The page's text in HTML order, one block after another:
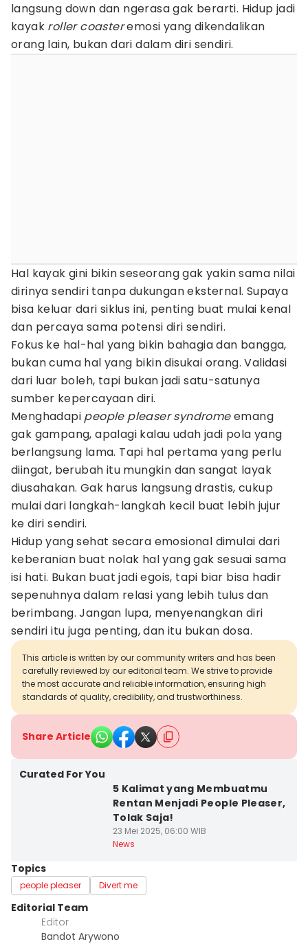
langsung down dan ngerasa gak berarti. Hidup jadi
kayak roller coasteremosi yang dikendalikan
orang lain, bukan dari dalam diri sendiri.
Hal kayak gini bikin seseorang gak yakin sama nilai
dirinya sendiri tanpa dukungan eksternal. Supaya
bisa keluar dari siklus ini, penting buat mulai kenal
dan percaya sama potensi diri sendiri.
Fokus ke hal-hal yang bikin bahagia dan bangga,
bukan cuma hal yang bikin disukai orang. Validasi
dari luar boleh, tapi bukan jadi satu-satunya
sumber kepercayaan diri.
Menghadapi people pleaser syndromeemang
gak gampang, apalagi kalau udah jadi pola yang
berlangsung lama. Tapi hal pertama yang perlu
diingat, berubah itu mungkin dan sangat layak
diusahakan. Gak harus langsung drastis, cukup
mulai dari langkah-langkah kecil buat lebih jujur
ke diri sendiri.
Hidup yang sehat secara emosional dimulai dari
keberanian buat nolak hal yang gak sesuai sama
isi hati. Bukan buat jadi egois, tapi biar bisa hadir
sepenuhnya dalam relasi yang lebih tulus dan
berimbang. Jangan lupa, menyenangkan diri
sendiri itu juga penting, dan itu bukan dosa.
This article is written by our community writers and has been
carefully reviewed by our editorial team. We strive to provide
the most accurate and reliable information, ensuring high
standards of quality, credibility, and trustworthiness.
Share Article
Curated For You
5 Kalimat yang Membuatmu
Rentan Menjadi People Pleaser,
Tolak Saja!
23 Mei 2025, 06:00 WIB
News
Topics
people pleaser Divert me
Editorial Team
Editor
Bandot Arywono